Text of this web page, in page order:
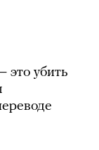
это убить